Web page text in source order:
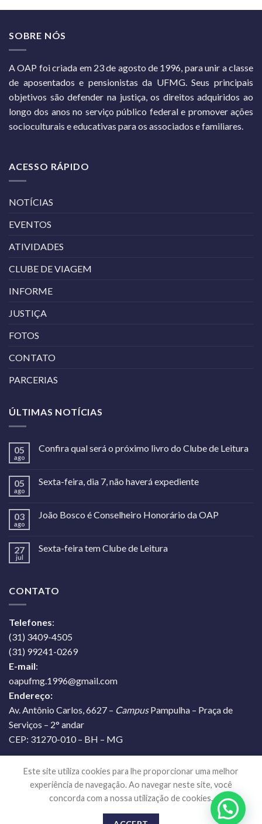
SOBRE NÓS
A OAP foi criada em 23 de agosto de 1996, para unir a classe
de aposentados e pensionistas da UFMG. Seus principais
objetivos são defender na justiça, os direitos adquiridos ao
longo dos anos no serviço público federal e promover ações
socioculturais e educativas para os associados e familiares.
ACESSO RÁPIDO
NOTÍCIAS
EVENTOS
ATIVIDADES
CLUBE DE VIAGEM
INFORME
JUSTIÇA
FOTOS
CONTATO
PARCERIAS
ÚLTIMAS NOTÍCIAS
05
ago
Confira qual será o próximo livro do Clube de Leitura
05
ago
Sexta-feira, dia 7, não haverá expediente
03
ago
João Bosco é Conselheiro Honorário da OAP
27
jul
Sexta-feira tem Clube de Leitura
CONTATO
Telefones:
(31) 3409-4505
(31) 99241-0269
E-mail:
oapufmg.1996@gmail.com
Endereço:
Av. Antônio Carlos, 6627 – CampusPampulha – Praça de
Serviços – 2° andar
CEP: 31270-010 – BH – MG
CONTATO
Este site utiliza cookies para lhe proporcionar uma melhor
experiência de navegação. Ao navegar neste site, você
concorda com a nossa utilização de cookies.